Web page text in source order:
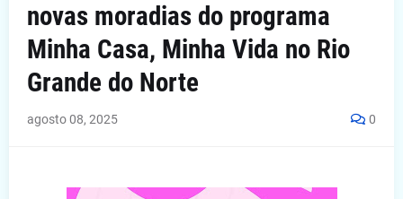
novas moradias do programa
Minha Casa, Minha Vida no Rio
Grande do Norte
agosto 08, 2025 0